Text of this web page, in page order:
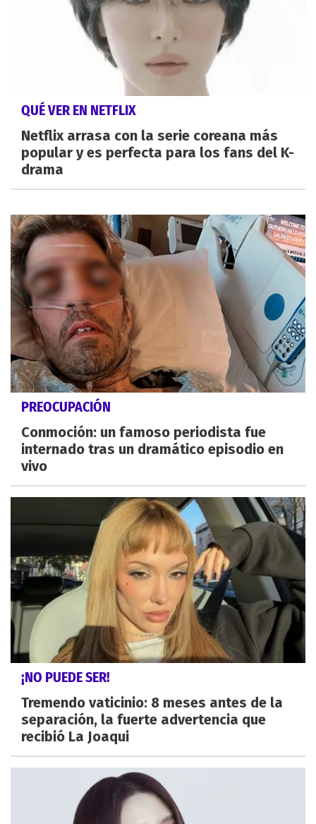
QUÉ VER EN NETFLIX
Netflix arrasa con la serie coreana más
popular y es perfecta para los fans del K-
drama
PREOCUPACIÓN
Conmoción: un famoso periodista fue
internado tras un dramático episodio en
vivo
¡NO PUEDE SER!
Tremendo vaticinio: 8 meses antes de la
separación, la fuerte advertencia que
recibió La Joaqui